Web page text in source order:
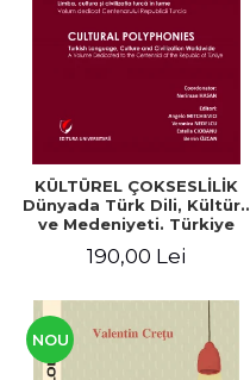
KÜLTÜREL ÇOKSESLİLİK
Dünyada Türk Dili, Kültürü
ve Medeniyeti. Türkiye
Armağan/ POLIFONII
și civilizația turcă în lume.
Centenarului
190,00 Lei
NOU